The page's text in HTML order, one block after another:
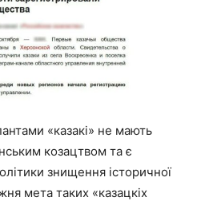
«казакі» не мають
козацтвом та є
знищення історичної
мета таких «казацкіх